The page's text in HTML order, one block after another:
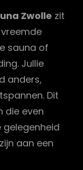
Zwolle zit
sauna of
Jullie
anders,
Dit
die even
gelegenheid
aan een